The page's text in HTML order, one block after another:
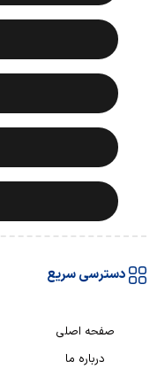
دسترسی سریع
صفحه اصلی
درباره ما